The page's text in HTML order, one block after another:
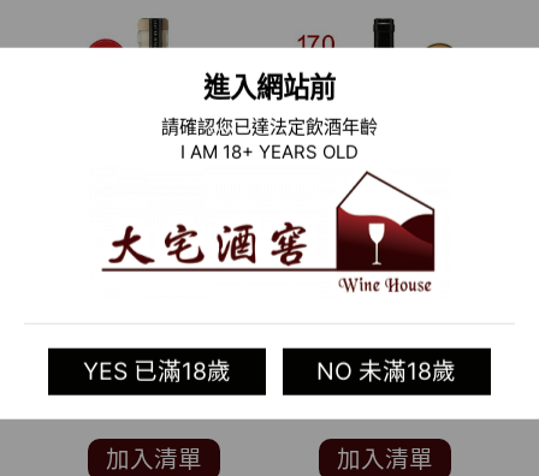
進入網站前
請確認您已達法定飲酒年齡
I AM 18+ YEARS OLD
YES 已滿18歲 NO 未滿18歲
BARREL(WINE
ENTHUSIAST 91分)
加入清單
NONNENBERG
RIESLING (德國知名葡
萄酒評鑑家
LOBENBERG 97分)
加入清單